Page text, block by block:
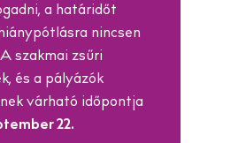
a határidőt
nincsen
szakmai zsűri
és a pályázók
várható időpontja
22.